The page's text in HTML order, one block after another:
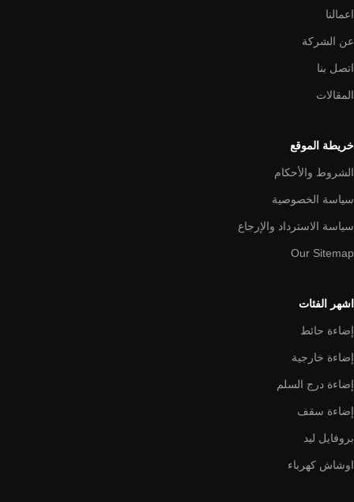
اعمالنا
عن الشركة
اتصل بنا
المقالات
خريطة الموقع
الشروط والأحكام
سياسة الخصوصية
سياسة الاسترداد والإرجاع
Our Sitemap
اشهر الفئات
إضاءة حائط
إضاءة خارجية
إضاءة درج السلم
إضاءة سقف
بروفايل ليد
اوشاش كهرباء